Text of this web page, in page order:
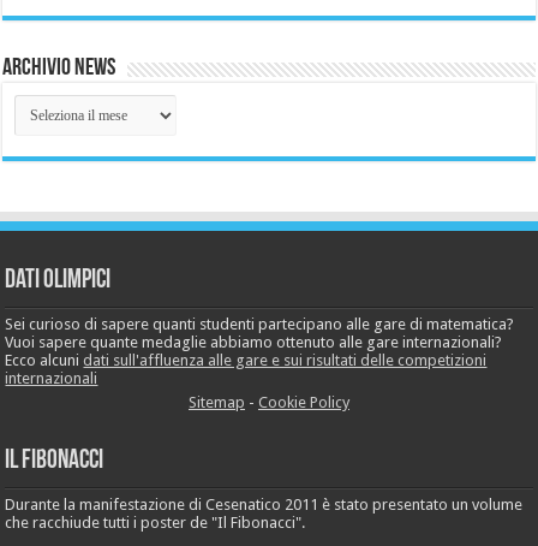
Archivio News
Archivio
News
Dati Olimpici
Sei curioso di sapere quanti studenti partecipano alle gare di matematica?
Vuoi sapere quante medaglie abbiamo ottenuto alle gare internazionali?
Ecco alcuni dati sull'affluenza alle gare e sui risultati delle competizioni
internazionali
Sitemap - Cookie Policy
Il Fibonacci
Durante la manifestazione di Cesenatico 2011 è stato presentato un volume
che racchiude tutti i poster de "Il Fibonacci".